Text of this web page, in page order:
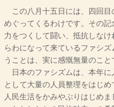
この八月十五日には、四回目
めぐってくるわけです。その
力をつくして闘い、抵抗しな
らわになって来ているファシ
うことは、実に感慨無量のこと
日本のファシズムは、本年に
として大量の人員整理をはじ
人民生活をかみやぶりはじめま